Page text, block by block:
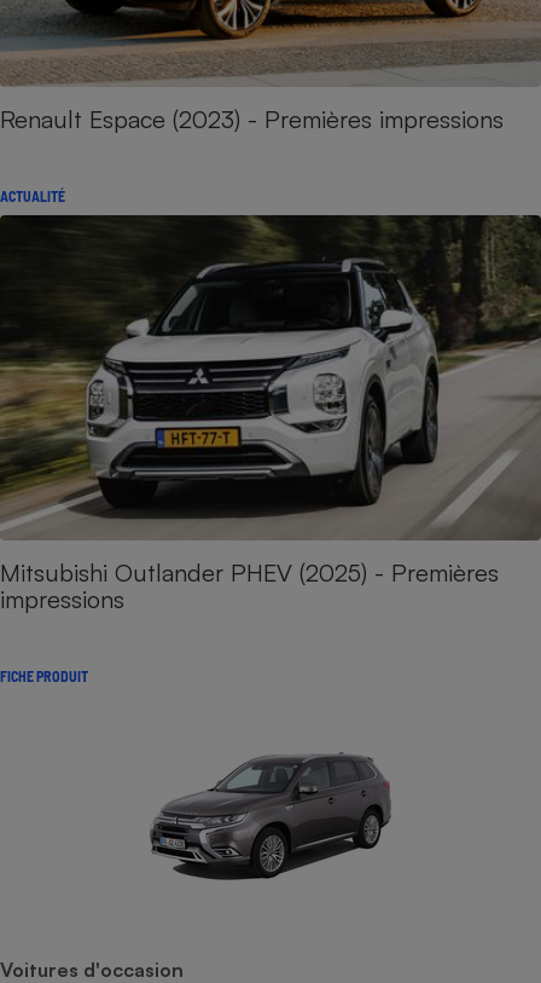
Renault Espace (2023) - Premières impressions
ACTUALITÉ
Mitsubishi Outlander PHEV (2025) - Premières
impressions
FICHE PRODUIT
Voitures d'occasion